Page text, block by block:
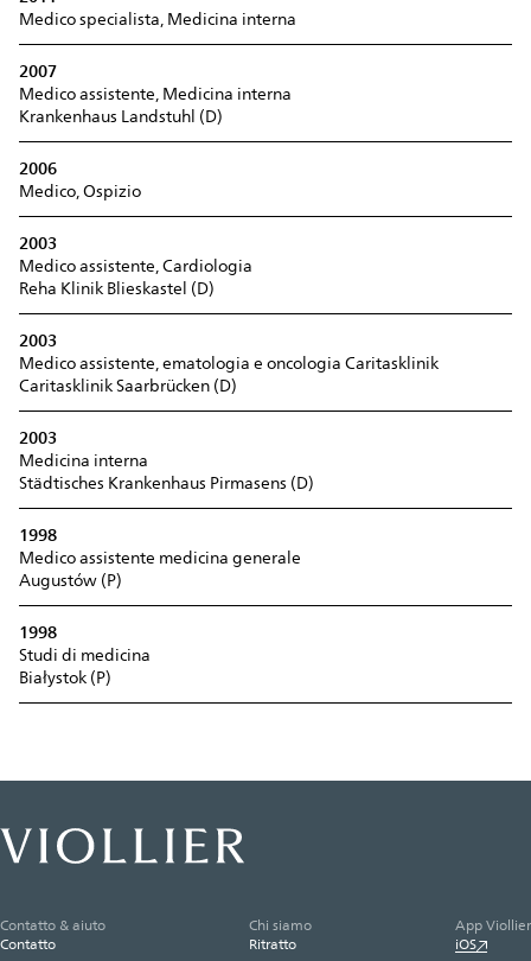
Medico specialista, Medicina interna
2007
Medico assistente, Medicina interna
Krankenhaus Landstuhl (D)
2006
Medico, Ospizio
2003
Medico assistente, Cardiologia
Reha Klinik Blieskastel (D)
2003
Medico assistente, ematologia e oncologia Caritasklinik
Caritasklinik Saarbrücken (D)
2003
Medicina interna
Städtisches Krankenhaus Pirmasens (D)
1998
Medico assistente medicina generale
Augustów (P)
1998
Studi di medicina
Białystok (P)
Contatto & aiuto
Contatto
Chi siamo
Ritratto
App Viollier
iOS